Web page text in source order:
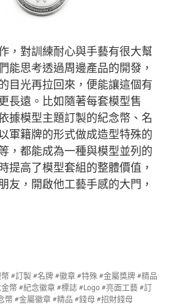
，對訓練耐心與手藝有很大幫
能思考透過周邊產品的開發，
目光再拉回來，便能讓這個有
長遠。比如隨著每套模型售
據模型主題訂製的紀念幣、名
軍籍牌的形式做成造型特殊的
，都能成為一種與模型並列的
提高了模型套組的整體價值，
友，開啟他工藝手感的大門，
#訂製 #名牌 #徽章 #特殊 #金屬獎牌 #精品
幣 #紀念徽章 #標誌 #Logo #亮面工藝 #訂
幣 #金屬徽章 #精品 #錢母 #招財錢母